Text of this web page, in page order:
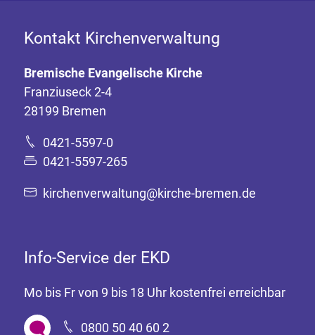
Kontakt Kirchenverwaltung
Bremische Evangelische Kirche
Franziuseck 2-4
28199 Bremen
0421-5597-0
0421-5597-265
kirchenverwaltung@kirche-bremen.de
Info-Service der EKD
Mo bis Fr von 9 bis 18 Uhr kostenfrei erreichbar
0800 50 40 60 2